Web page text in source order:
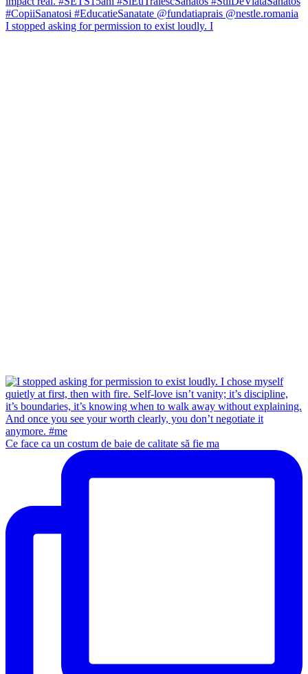
I stopped asking for permission to exist loudly. I
Ce face ca un costum de baie de calitate să fie ma